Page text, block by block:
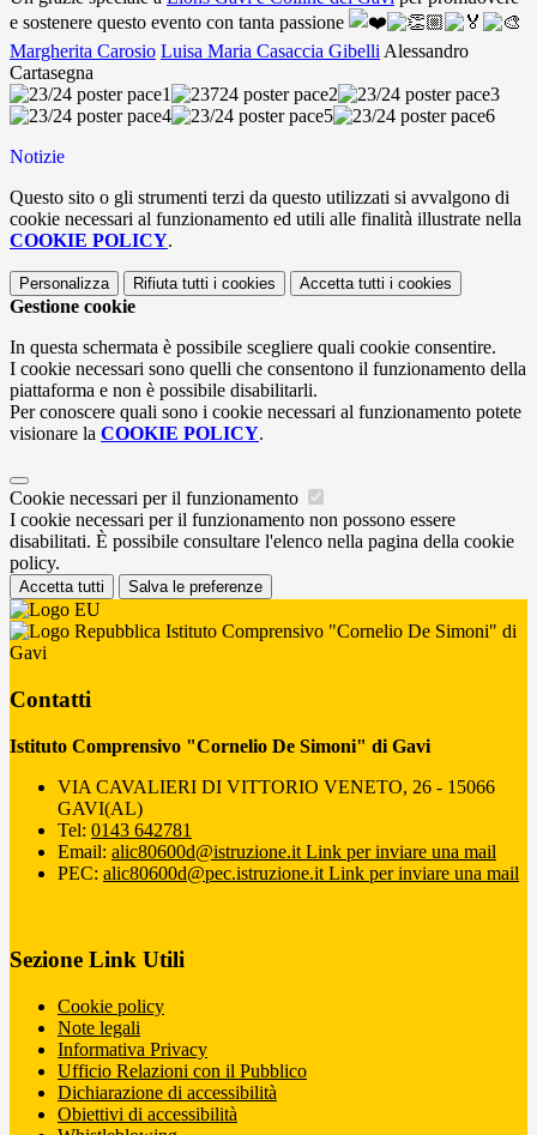
e sostenere questo evento con tanta passione
Margherita Carosio Luisa Maria Casaccia Gibelli Alessandro
Cartasegna
Notizie
Questo sito o gli strumenti terzi da questo utilizzati si avvalgono di
cookie necessari al funzionamento ed utili alle finalità illustrate nella
COOKIE POLICY.
Personalizza Rifiuta tutti i cookies Accetta tutti i cookies
Gestione cookie
In questa schermata è possibile scegliere quali cookie consentire.
I cookie necessari sono quelli che consentono il funzionamento della
piattaforma e non è possibile disabilitarli.
Per conoscere quali sono i cookie necessari al funzionamento potete
visionare la COOKIE POLICY.
Cookie necessari per il funzionamento
I cookie necessari per il funzionamento non possono essere
disabilitati. È possibile consultare l'elenco nella pagina della cookie
policy.
Accetta tutti Salva le preferenze
Istituto Comprensivo "Cornelio De Simoni" di
Gavi
Contatti
Istituto Comprensivo "Cornelio De Simoni" di Gavi
VIA CAVALIERI DI VITTORIO VENETO, 26 - 15066
GAVI(AL)
Tel: 0143 642781
Email: alic80600d@istruzione.it Link per inviare una mail
PEC: alic80600d@pec.istruzione.it Link per inviare una mail
Sezione Link Utili
Cookie policy
Note legali
Informativa Privacy
Ufficio Relazioni con il Pubblico
Dichiarazione di accessibilità
Obiettivi di accessibilità